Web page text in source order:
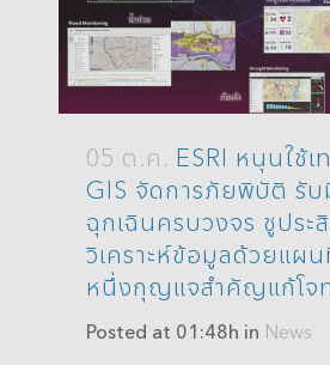
05 ต.ค. ESRI หนุนใช้เ
GIS จัดการภัยพิบัติ รับ
ฉุกเฉินครบวงจร ชูประ
วิเคราะห์ข้อมูลด้วยแผน
หนึ่งกุญแจสำคัญแก้โจ
Posted at 01:48h in News